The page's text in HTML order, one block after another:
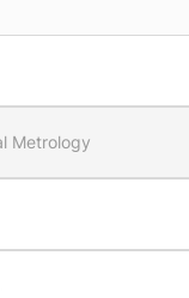
Metrology